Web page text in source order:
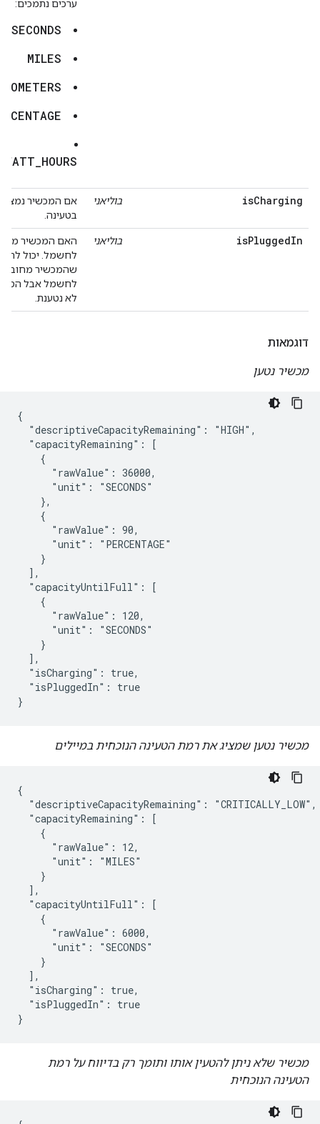
ערכים נתמכים:
SECONDS
MILES
isCharging בוליאני
אם המכשיר נמצא
בטעינה.
isPluggedIn בוליאני
האם המכשיר
לחשמל. יכול
שהמכשיר מחובר
לחשמל אבל
לא נטענת.
דוגמאות
מכשיר נטען
{
  "descriptiveCapacityRemaining": "HIGH",
  "capacityRemaining": [
    {
      "rawValue": 36000,
      "unit": "SECONDS"
    },
    {
      "rawValue": 90,
      "unit": "PERCENTAGE"
    }
  ],
  "capacityUntilFull": [
    {
      "rawValue": 120,
      "unit": "SECONDS"
    }
  ],
  "isCharging": true,
  "isPluggedIn": true
}
מכשיר נטען שמציג את רמת הטעינה הנוכחית במיילים
{
  "descriptiveCapacityRemaining": "CRITICALLY_LOW",
  "capacityRemaining": [
    {
      "rawValue": 12,
      "unit": "MILES"
    }
  ],
  "capacityUntilFull": [
    {
      "rawValue": 6000,
      "unit": "SECONDS"
    }
  ],
  "isCharging": true,
  "isPluggedIn": true
}
מכשיר שלא ניתן להטעין אותו ותומך רק בדיווח על רמת
הטעינה הנוכחית